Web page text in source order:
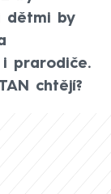
dětmi by
i prarodiče.
chtějí?